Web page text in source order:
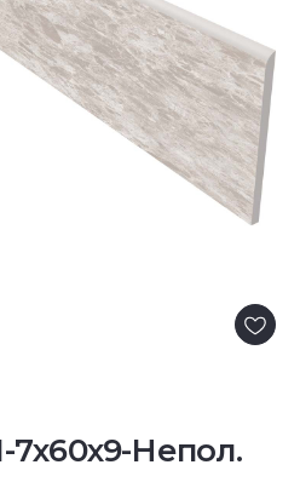
7x60x9-Непол.